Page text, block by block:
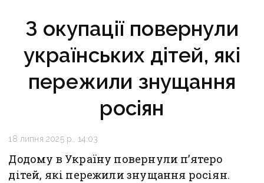
З окупації повернули
українських дітей, які
пережили знущання
росіян
18 липня 2025 р., 14:03
Додому в Україну повернули п’ятеро
дітей, які пережили знущання росіян.